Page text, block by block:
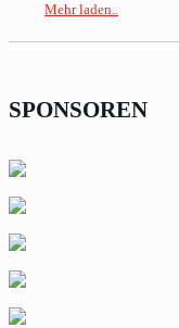
Mehr laden..
SPONSOREN